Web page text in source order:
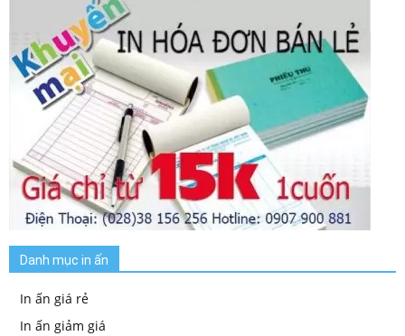
Danh mục in ấn
In ấn giá rẻ
In ấn giảm giá